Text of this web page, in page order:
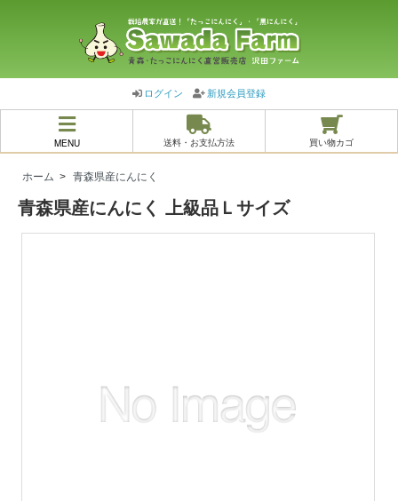
ログイン 新規会員登録
MENU 送料・お支払方法 買い物カゴ
ホーム > 青森県産にんにく
青森県産にんにく 上級品Ｌサイズ